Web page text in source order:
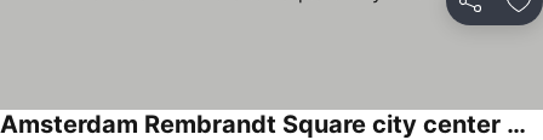
Compartir
Amsterdam Rembrandt Square city center Hotel